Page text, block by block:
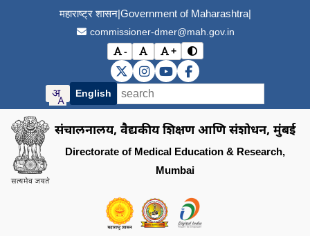
महाराष्ट्र शासन|Government of Maharashtra|
commissioner-dmer@mah.gov.in
-
अक्षर आकार कमी करा (Decrease font size)
मूळ अक्षर आकार (Reset font size)
+
अक्षर आकार वाढवा (Increase font
विरोधाभास मोड बदला
DMER X (Twitter)
DMER Instagram
DMER YouTube
DMER Facebook
English
संचालनालय, वैद्यकीय शिक्षण आणि संशोधन, मुंबई
Directorate of Medical Education & Research,
Mumbai
Visit the Government of Maharashtra
Visit the Directorate of